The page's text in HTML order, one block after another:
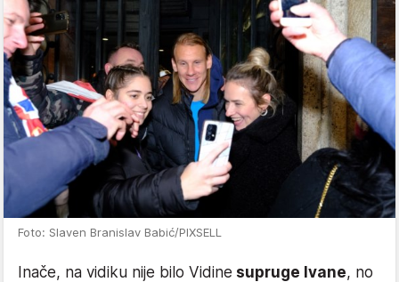
Foto: Slaven Branislav Babić/PIXSELL
Inače, na vidiku nije bilo Vidine supruge Ivane, no